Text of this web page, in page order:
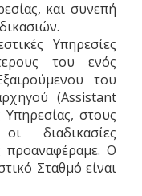
και συνεπή
Υπηρεσίες
του ενός
του
(Assistant
στους
διαδικασίες
Ο
Σταθμό είναι